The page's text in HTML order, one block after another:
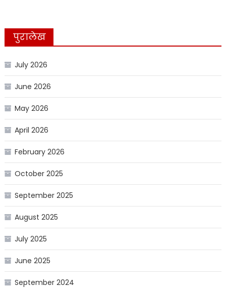
पुरालेख
July 2026
June 2026
May 2026
April 2026
February 2026
October 2025
September 2025
August 2025
July 2025
June 2025
September 2024